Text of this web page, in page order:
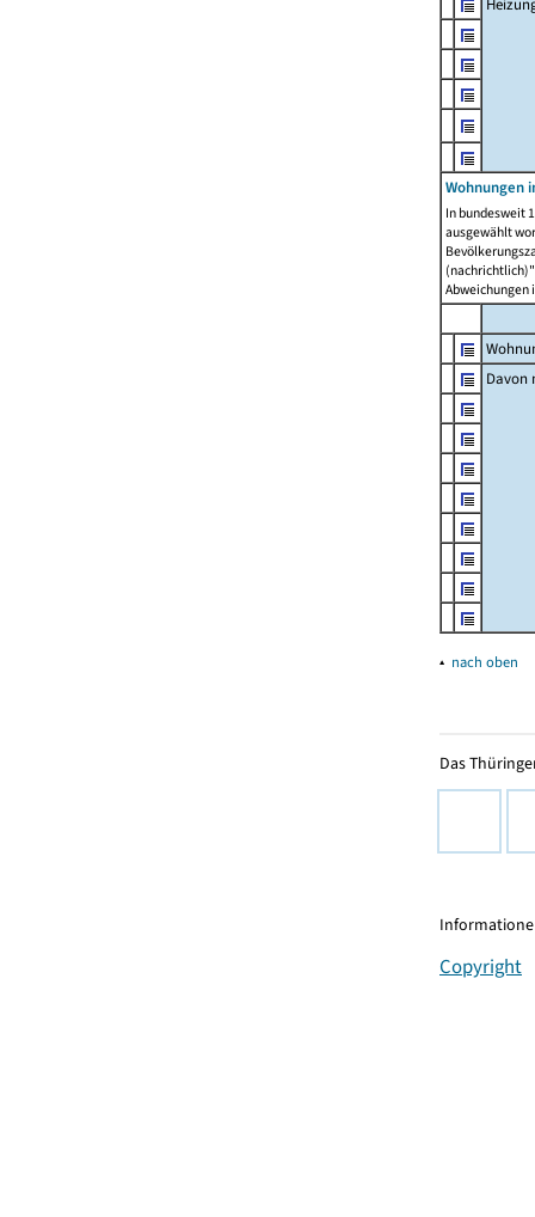
Wohnungen
In bundesweit
ausgewählt
Abweichungen
Davon
▴ nach oben
Das
Copyright